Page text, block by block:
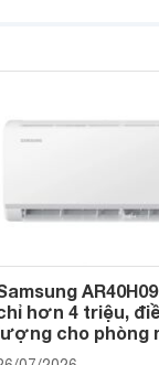
hơn 4 triệu,
cho phòng